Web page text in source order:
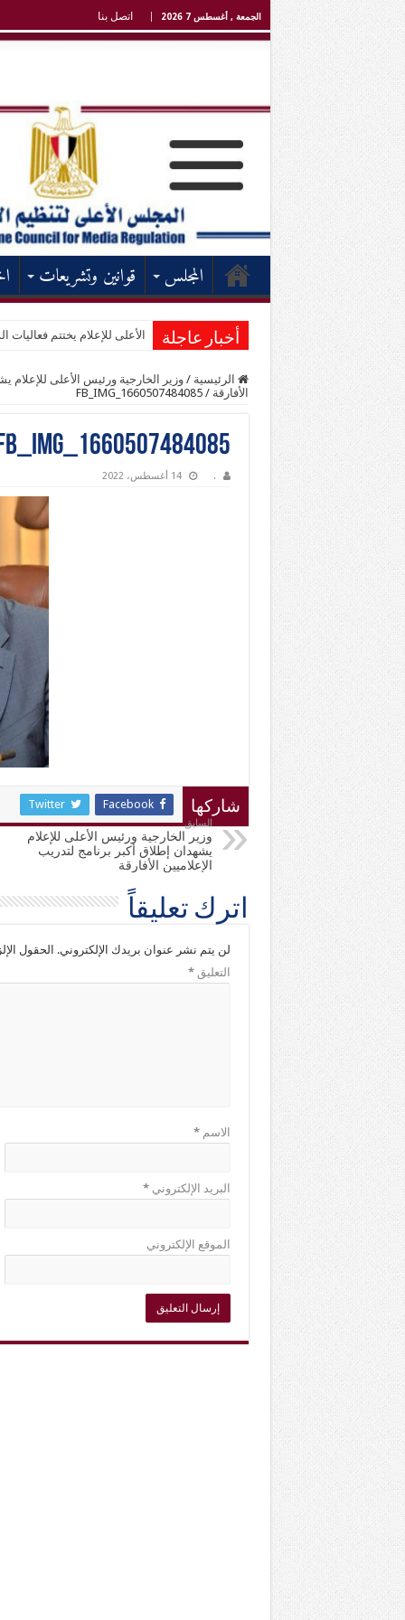
الجمعة , أغسطس 7 2026 اتصل بنا
المجلس قوانين وتشريعات
أخبار عاجلة الأعلى للإعلام يختتم فعاليات
الرئيسية / وزير الخارجية ورئيس الأعلى للإعلام
الأفارقة /
FB_IMG_1660507484085
. 14 أغسطس، 2022
شاركها Facebook
Twitter
السابق
وزير الخارجية ورئيس الأعلى للإعلام
يشهدان إطلاق أكبر برنامج لتدريب
الإعلاميين الأفارقة
اترك تعليقاً
لن يتم نشر عنوان بريدك الإلكتروني. الحقول
التعليق*
الاسم*
البريد الإلكتروني*
الموقع الإلكتروني